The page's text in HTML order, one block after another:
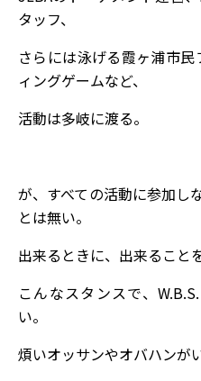
タッフ、
さらには泳げる霞ヶ浦市
ィングゲームなど、
活動は多岐に渡る。
が、すべての活動に参加し
とは無い。
出来るときに、出来ること
こんなスタンスで、
い。
煩いオッサンやオバハンが